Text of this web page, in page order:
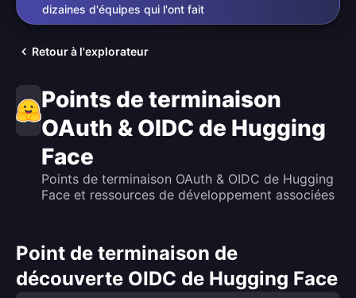
dizaines d'équipes qui l'ont fait
Retour à l'explorateur
Points de terminaison
OAuth & OIDC de Hugging
Face
Points de terminaison OAuth & OIDC de Hugging
Face et ressources de développement associées
Point de terminaison de
découverte OIDC de Hugging Face